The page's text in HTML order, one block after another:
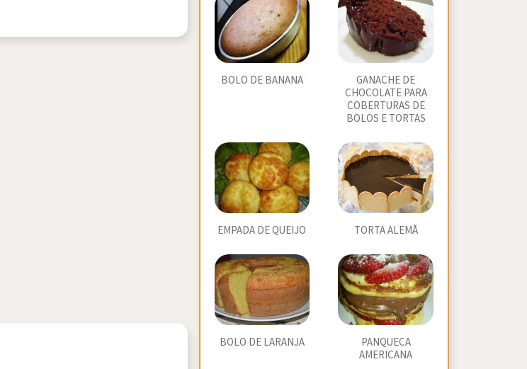
BOLO DE BANANA
GANACHE DE
CHOCOLATE PARA
COBERTURAS DE
BOLOS E TORTAS
EMPADA DE QUEIJO TORTA ALEMÃ
BOLO DE LARANJA
PANQUECA
AMERICANA